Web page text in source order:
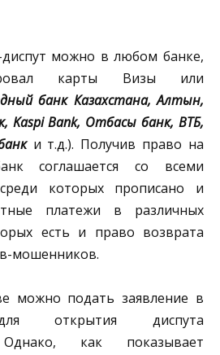
можно в любом банке,
карты Визы или
банк Казахстана, Алтын,
Kaspi Bank, Отбасы банк, ВТБ,
и т.д.). Получив право на
соглашается со всеми
которых прописано и
платежи в различных
есть и право возврата
мошенников.
можно подать заявление в
открытия диспута
Однако, как показывает